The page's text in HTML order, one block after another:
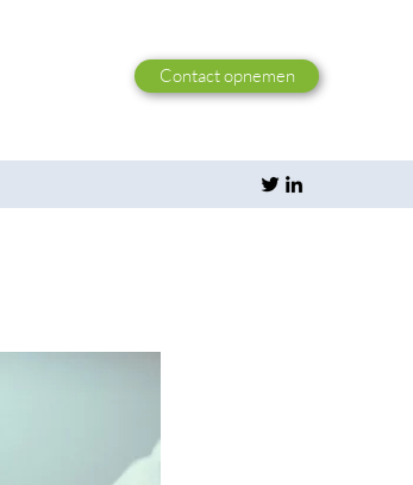
Contact opnemen